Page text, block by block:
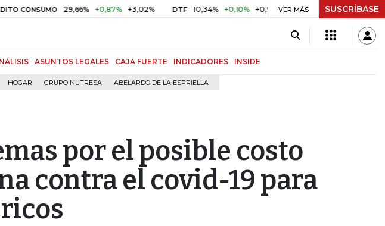
29,66% +0,87% +3,02% DTF 10,34% +0,10% +0,98% UVR $ 416,91 +$ 0,05 +0,01%
VER MÁS SUSCRÍBASE
ASUNTOS LEGALES CAJA FUERTE INDICADORES INSIDE
HOGAR GRUPO NUTRESA ABELARDO DE LA ESPRIELLA
por el posible costo
contra el covid-19 para